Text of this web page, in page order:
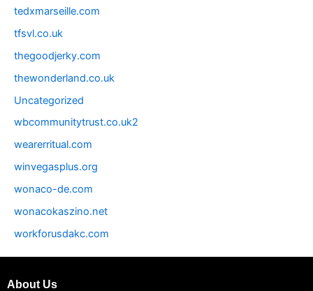
tedxmarseille.com
tfsvl.co.uk
thegoodjerky.com
thewonderland.co.uk
Uncategorized
wbcommunitytrust.co.uk2
wearerritual.com
winvegasplus.org
wonaco-de.com
wonacokaszino.net
workforusdakc.com
About Us